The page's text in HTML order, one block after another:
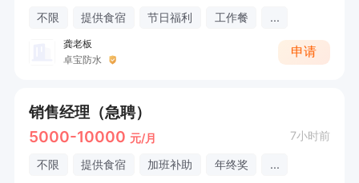
不限 提供食宿 节日福利 工作餐 ...
龚老板
卓宝防水
申请
销售经理（急聘）
5000-10000 元/月 7小时前
不限 提供食宿 加班补助 年终奖 ...